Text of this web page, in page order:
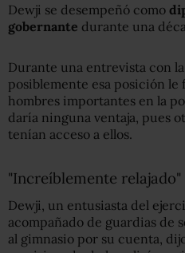
Dewji se desempeñó como
gobernante durante una
Durante una entrevista con la
posiblemente esa posición
hombres importantes en la
daría ninguna ventaja, pues
tenían acceso a ellos.
"Increíblemente relajado"
Dewji, un entusiasta del
acompañado de guardias de
al gimnasio por su cuenta,